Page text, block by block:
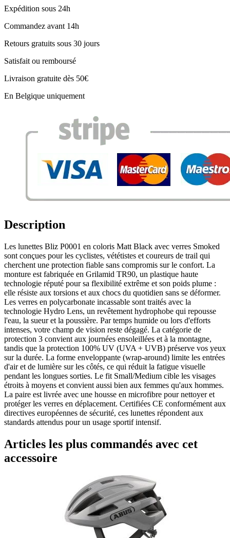
Expédition sous 24h
Commandez avant 14h
Retours gratuits sous 30 jours
Satisfait ou remboursé
Livraison gratuite dès 50€
En Belgique uniquement
Description
Les lunettes Bliz P0001 en coloris Matt Black avec verres Smoked
sont conçues pour les cyclistes, vététistes et coureurs de trail qui
cherchent une protection fiable sans compromis sur le confort. La
monture est fabriquée en Grilamid TR90, un plastique haute
technologie réputé pour sa flexibilité extrême et son poids plume :
elle résiste aux torsions et aux chocs du quotidien sans se déformer.
Les verres en polycarbonate incassable sont traités avec la
technologie Hydro Lens, un revêtement hydrophobe qui repousse
l'eau, la sueur et la poussière. Par temps humide ou lors d'efforts
intenses, votre champ de vision reste dégagé. La catégorie de
protection 3 convient aux journées ensoleillées et à la montagne,
tandis que la protection 100% UV (UVA + UVB) préserve vos yeux
sur la durée. La forme enveloppante (wrap-around) limite les entrées
d'air et de lumière sur les côtés, ce qui réduit la fatigue visuelle
pendant les longues sorties. Le fit Small/Medium cible les visages
étroits à moyens et convient aussi bien aux femmes qu'aux hommes.
La paire est livrée avec une housse en microfibre pour nettoyer et
protéger les verres en déplacement. Certifiées CE conformément aux
directives européennes de sécurité, ces lunettes répondent aux
standards attendus pour un usage sportif intensif.
Articles les plus commandés avec cet
accessoire